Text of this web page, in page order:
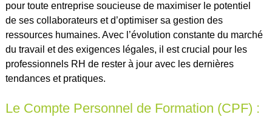
pour toute entreprise soucieuse de maximiser le potentiel
de ses collaborateurs et d’optimiser sa gestion des
ressources humaines. Avec l’évolution constante du marché
du travail et des exigences légales, il est crucial pour les
professionnels RH de rester à jour avec les dernières
tendances et pratiques.
Le Compte Personnel de Formation (CPF) :